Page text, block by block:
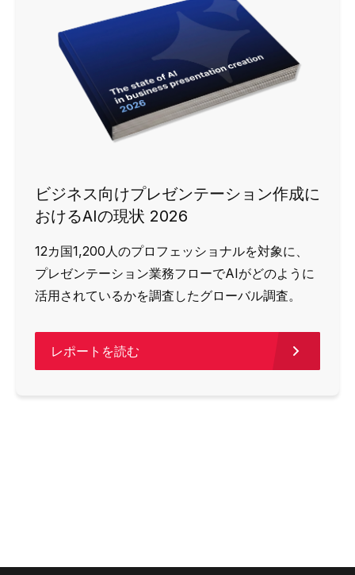
ビジネス向けプレゼンテーション作成に
おけるAIの現状 2026
12カ国1,200人のプロフェッショナルを対象に、
プレゼンテーション業務フローでAIがどのように
活用されているかを調査したグローバル調査。
レポートを読む